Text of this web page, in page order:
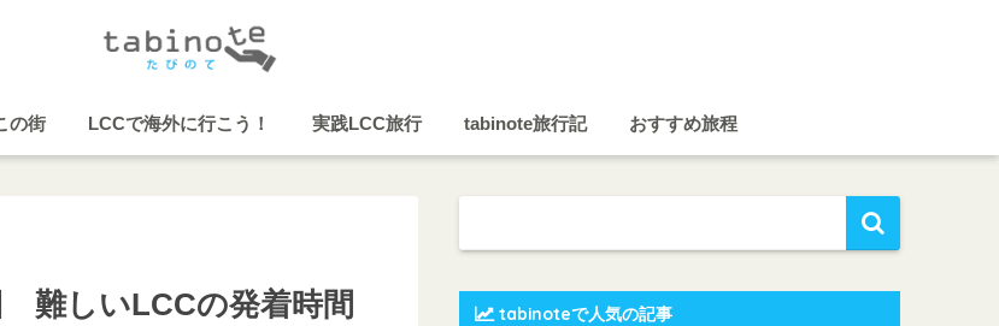
の街 LCCで海外に行こう！ 実践LCC旅行 tabinote旅行記 おすすめ旅程
難しいLCCの発着時間
tabinoteで人気の記事